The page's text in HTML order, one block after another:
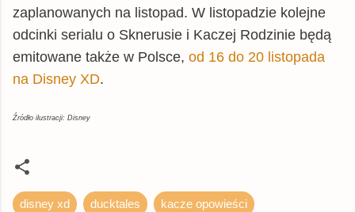
zaplanowanych na listopad. W listopadzie kolejne
odcinki serialu o Sknerusie i Kaczej Rodzinie będą
emitowane także w Polsce, od 16 do 20 listopada
na Disney XD.
Źródło ilustracji: Disney
disney xd ducktales kacze opowieści